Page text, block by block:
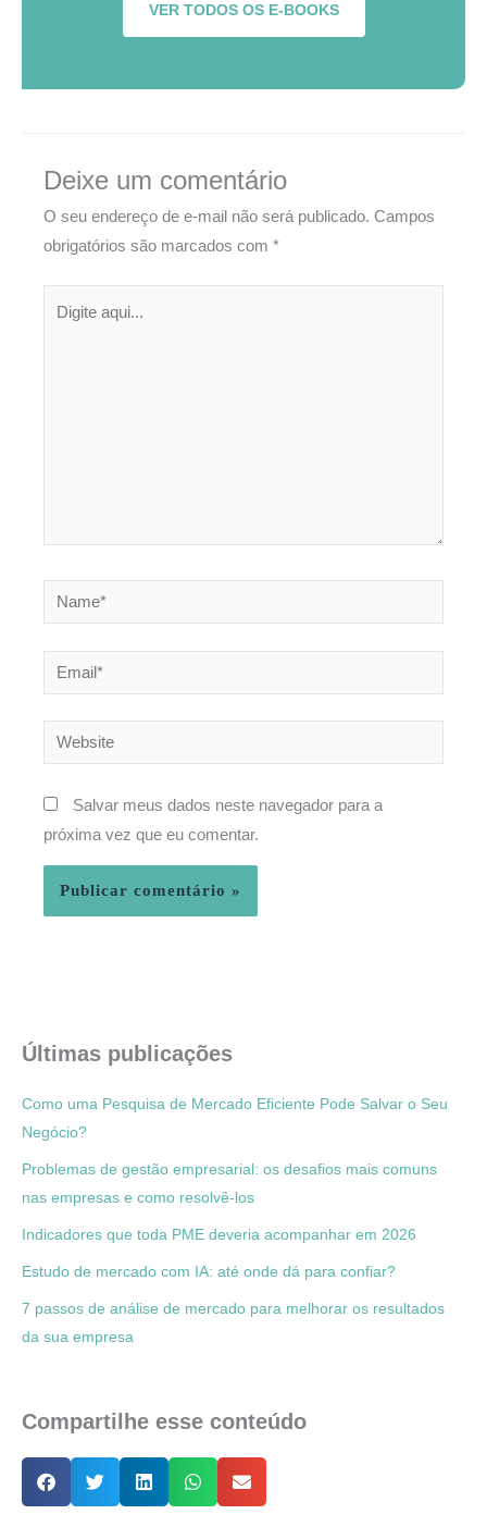
VER TODOS OS E-BOOKS
Deixe um comentário
O seu endereço de e-mail não será publicado. Campos
obrigatórios são marcados com *
aqui...
Name*
Email*
Website
Salvar meus dados neste navegador para a
próxima vez que eu comentar.
Últimas publicações
Como uma Pesquisa de Mercado Eficiente Pode Salvar o Seu
Negócio?
Problemas de gestão empresarial: os desafios mais comuns
nas empresas e como resolvê-los
Indicadores que toda PME deveria acompanhar em 2026
Estudo de mercado com IA: até onde dá para confiar?
7 passos de análise de mercado para melhorar os resultados
da sua empresa
Compartilhe esse conteúdo